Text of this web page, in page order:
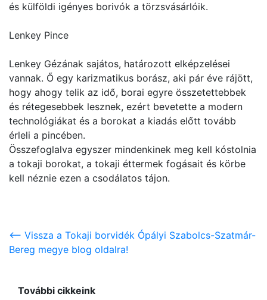
és külföldi igényes borivók a törzsvásárlóik.
Lenkey Pince
Lenkey Gézának sajátos, határozott elképzelései
vannak. Ő egy karizmatikus borász, aki pár éve rájött,
hogy ahogy telik az idő, borai egyre összetettebbek
és rétegesebbek lesznek, ezért bevetette a modern
technológiákat és a borokat a kiadás előtt tovább
érleli a pincében.
Összefoglalva egyszer mindenkinek meg kell kóstolnia
a tokaji borokat, a tokaji éttermek fogásait és körbe
kell néznie ezen a csodálatos tájon.
<-- Vissza a Tokaji borvidék Ópályi Szabolcs-Szatmár-
Bereg megye blog oldalra!
További cikkeink